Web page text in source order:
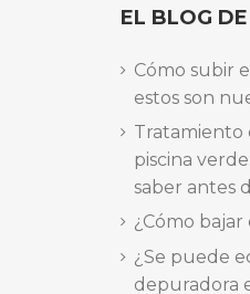
80%
Marca
EL BLOG
Cómo subir
estos son
Tratamiento
piscina
saber antes
¿Cómo
¿Se puede
depuradora